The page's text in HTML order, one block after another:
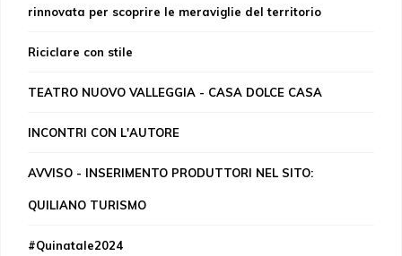
rinnovata per scoprire le meraviglie del territorio
Riciclare con stile
TEATRO NUOVO VALLEGGIA - CASA DOLCE CASA
INCONTRI CON L'AUTORE
AVVISO - INSERIMENTO PRODUTTORI NEL SITO:
QUILIANO TURISMO
#Quinatale2024